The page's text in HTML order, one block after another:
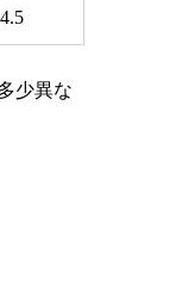
少異な